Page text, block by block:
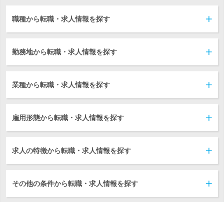
職種から転職・求人情報を探す
勤務地から転職・求人情報を探す
業種から転職・求人情報を探す
雇用形態から転職・求人情報を探す
求人の特徴から転職・求人情報を探す
その他の条件から転職・求人情報を探す